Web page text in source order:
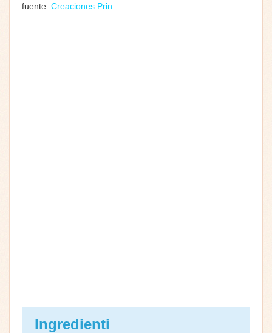
fuente: Creaciones Prin
Ingredienti